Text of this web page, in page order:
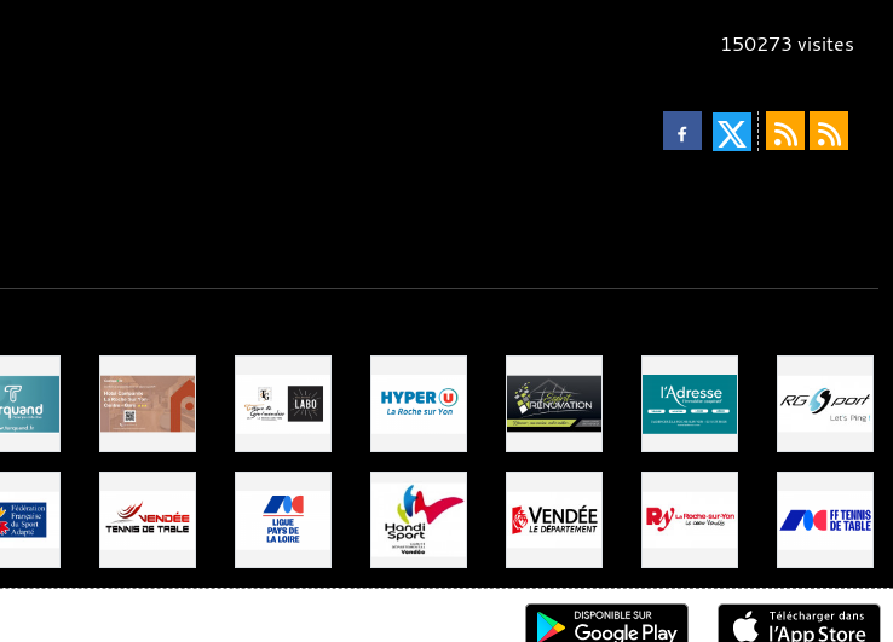
150273 visites